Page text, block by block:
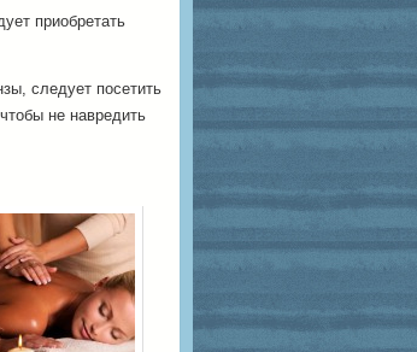
приобретать
следует посетить
не навредить